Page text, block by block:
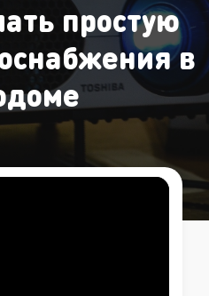
простую
в